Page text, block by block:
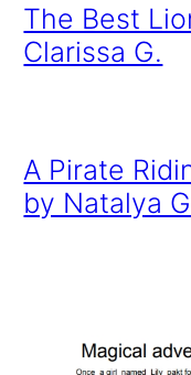
The Best
Clarissa G.
A Pirate
by Natalya G